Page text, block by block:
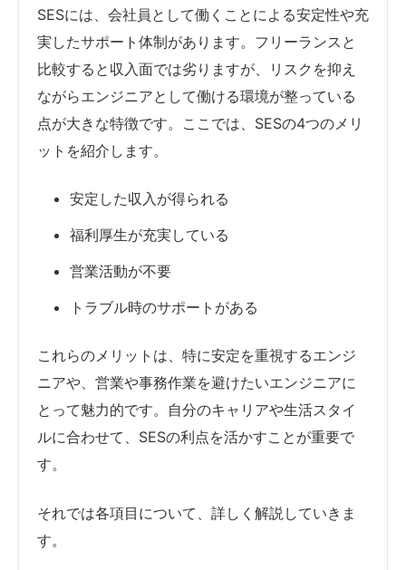
SESには、会社員として働くことによる安定性や充
実したサポート体制があります。フリーランスと
比較すると収入面では劣りますが、リスクを抑え
ながらエンジニアとして働ける環境が整っている
点が大きな特徴です。ここでは、SESの4つのメリ
ットを紹介します。
安定した収入が得られる
福利厚生が充実している
営業活動が不要
トラブル時のサポートがある
これらのメリットは、特に安定を重視するエンジ
ニアや、営業や事務作業を避けたいエンジニアに
とって魅力的です。自分のキャリアや生活スタイ
ルに合わせて、SESの利点を活かすことが重要で
す。
それでは各項目について、詳しく解説していきま
す。